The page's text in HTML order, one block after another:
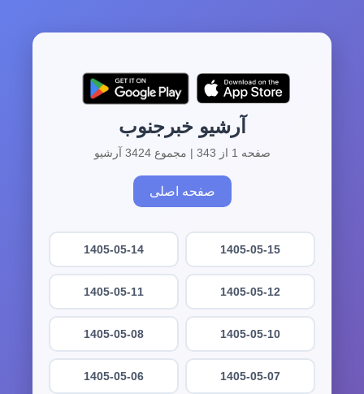
آرشیو خبرجنوب
صفحه 1 از 343 | مجموع 3424 آرشیو
صفحه اصلی
1405-05-15
1405-05-14
1405-05-12
1405-05-11
1405-05-10
1405-05-08
1405-05-07
1405-05-06